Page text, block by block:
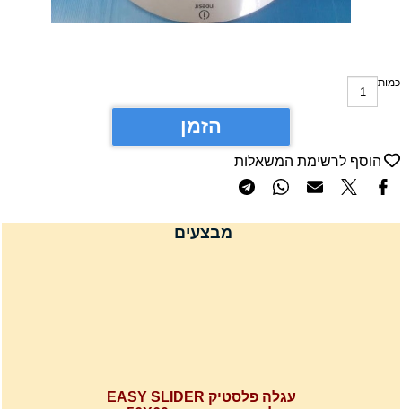
הזמן
הוסף לרשימת המשאלות
מבצעים
למכונות כביסה 56X60